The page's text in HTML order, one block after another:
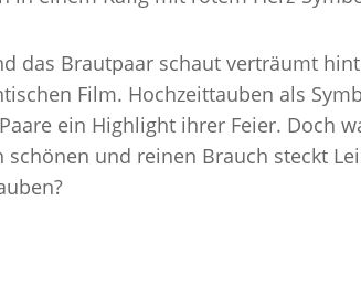
das Brautpaar schaut verträumt
Film. Hochzeittauben als
ein Highlight ihrer Feier. Doch
und reinen Brauch steckt